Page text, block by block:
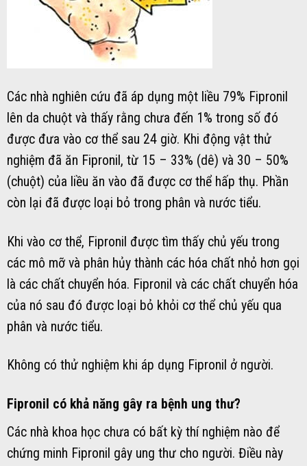
Các nhà nghiên cứu đã áp dụng một liều 79% Fipronil
lên da chuột và thấy rằng chưa đến 1% trong số đó
được đưa vào cơ thể sau 24 giờ. Khi động vật thử
nghiệm đã ăn Fipronil, từ 15 – 33% (dê) và 30 – 50%
(chuột) của liều ăn vào đã được cơ thể hấp thụ. Phần
còn lại đã được loại bỏ trong phân và nước tiểu.
Khi vào cơ thể, Fipronil được tìm thấy chủ yếu trong
các mô mỡ và phân hủy thành các hóa chất nhỏ hơn gọi
là các chất chuyển hóa. Fipronil và các chất chuyển hóa
của nó sau đó được loại bỏ khỏi cơ thể chủ yếu qua
phân và nước tiểu.
Không có thử nghiệm khi áp dụng Fipronil ở người.
Fipronil có khả năng gây ra bệnh ung thư?
Các nhà khoa học chưa có bất kỳ thí nghiệm nào để
chứng minh Fipronil gây ung thư cho người. Điều này